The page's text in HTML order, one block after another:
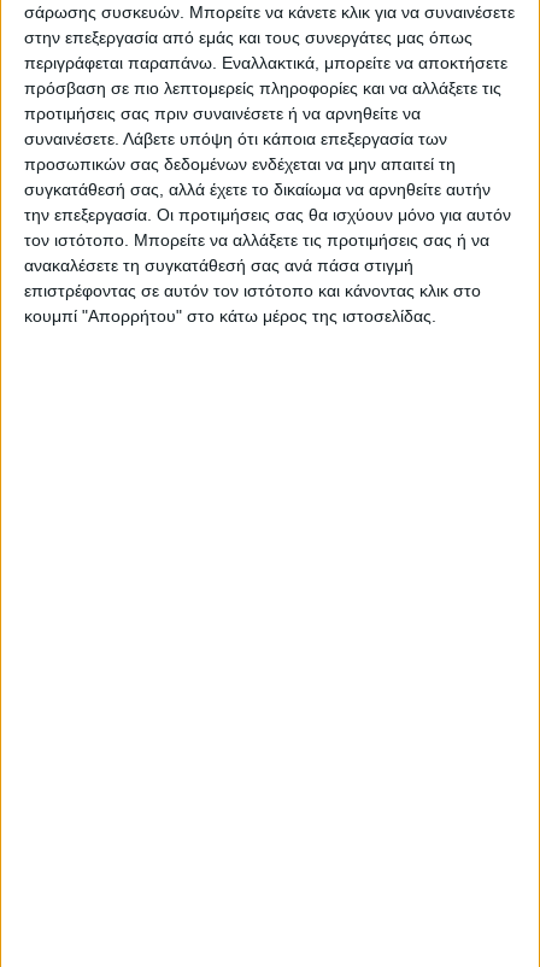
σάρωσης συσκευών. Μπορείτε να κάνετε κλικ για να συναινέσετε
στην επεξεργασία από εμάς και τους συνεργάτες μας όπως
περιγράφεται παραπάνω. Εναλλακτικά, μπορείτε να αποκτήσετε
πρόσβαση σε πιο λεπτομερείς πληροφορίες και να αλλάξετε τις
προτιμήσεις σας πριν συναινέσετε ή να αρνηθείτε να
συναινέσετε. Λάβετε υπόψη ότι κάποια επεξεργασία των
προσωπικών σας δεδομένων ενδέχεται να μην απαιτεί τη
συγκατάθεσή σας, αλλά έχετε το δικαίωμα να αρνηθείτε αυτήν
την επεξεργασία. Οι προτιμήσεις σας θα ισχύουν μόνο για αυτόν
τον ιστότοπο. Μπορείτε να αλλάξετε τις προτιμήσεις σας ή να
ανακαλέσετε τη συγκατάθεσή σας ανά πάσα στιγμή
επιστρέφοντας σε αυτόν τον ιστότοπο και κάνοντας κλικ στο
κουμπί "Απορρήτου" στο κάτω μέρος της ιστοσελίδας.